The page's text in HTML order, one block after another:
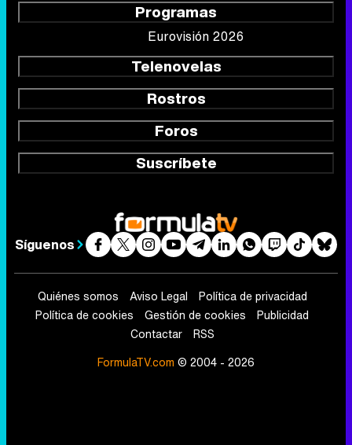
Programas
Eurovisión 2026
Telenovelas
Rostros
Foros
Suscríbete
Síguenos
Quiénes somos Aviso Legal
Política de privacidad
Política de cookies
Gestión de cookies
Publicidad
Contactar
RSS
FormulaTV.com © 2004 - 2026